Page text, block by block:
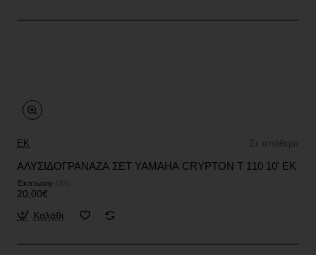
EK Σε απόθεμα
ΑΛΥΣΙΔΟΓΡΑΝΑΖΑ ΣΕΤ YAMAHA CRYPTON T 110 10' EK
Έκπτωση-13%
20,00€
Καλάθι